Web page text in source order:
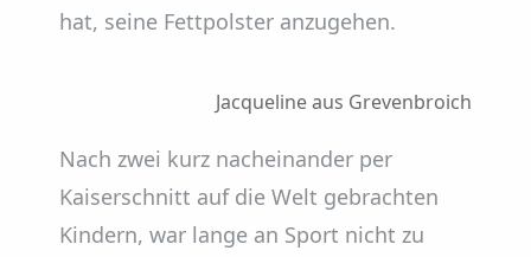
hat, seine Fettpolster anzugehen.
Jacqueline aus Grevenbroich
Nach zwei kurz nacheinander per
Kaiserschnitt auf die Welt gebrachten
Kindern, war lange an Sport nicht zu